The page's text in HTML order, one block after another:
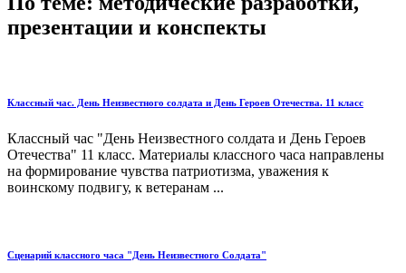
презентации и конспекты
Классный час. День Неизвестного солдата и День Героев Отечества. 11 класс
Классный час "День Неизвестного солдата и День Героев
Отечества" 11 класс. Материалы классного часа направлены
на формирование чувства патриотизма, уважения к
воинскому подвигу, к ветеранам ...
Сценарий классного часа "День Неизвестного Солдата"